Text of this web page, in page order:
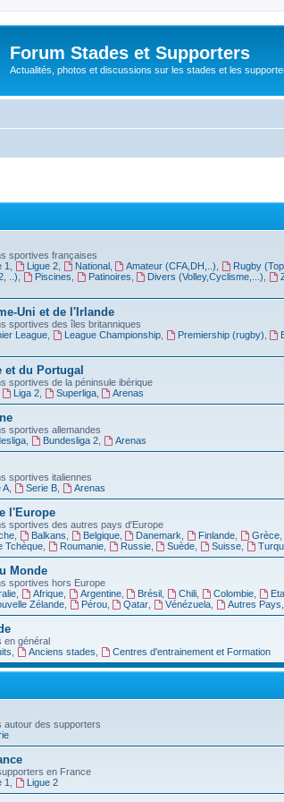
Forum Stades et Supporters
Actualités, photos et discussions sur les stades et les
sportives françaises
1 Ligue 2, National, Amateur (CFA,DH,..) Rugby
..) Piscines Patinoires Divers (Volley,Cyclisme,...)
Uni et de l'Irlande
sportives des îles britanniques
League, League Championship, Premiership (rugby)
et du Portugal
sportives de la péninsule ibérique
Liga 2, Superliga, Arenas
sportives allemandes
, Bundesliga 2, Arenas
sportives italiennes
A, Serie B, Arenas
l'Europe
sportives des autres pays d'Europe
, Balkans Belgique, Danemark Finlande Grèce
Tchèque, Roumanie, Russie, Suède Suisse
Monde
sportives hors Europe
, Afrique, Argentine, Brésil Chili Colombie
Zélande, Pérou, Qatar Vénézuela Autres Pays
en général
Anciens stades Centres d'entrainement et Formation
autour des supporters
en France
1 Ligue 2